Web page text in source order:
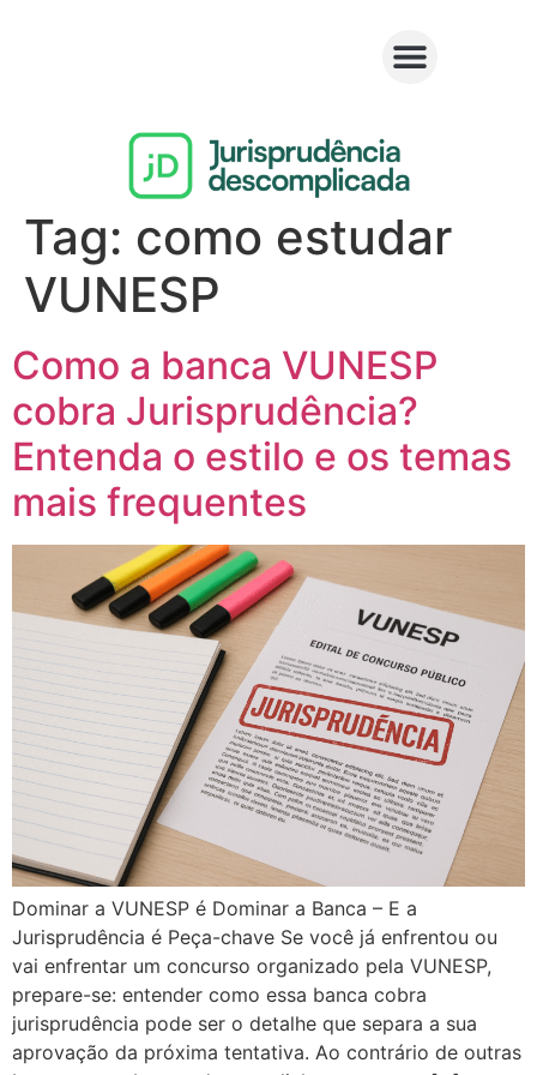
Tag: como estudar
VUNESP
Como a banca VUNESP
cobra Jurisprudência?
Entenda o estilo e os temas
mais frequentes
Dominar a VUNESP é Dominar a Banca – E a
Jurisprudência é Peça-chave Se você já enfrentou ou
vai enfrentar um concurso organizado pela VUNESP,
prepare-se: entender como essa banca cobra
jurisprudência pode ser o detalhe que separa a sua
aprovação da próxima tentativa. Ao contrário de outras